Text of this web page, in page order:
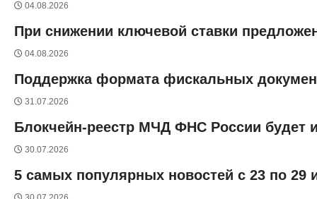
04.08.2026
При снижении ключевой ставки
04.08.2026
Поддержка формата фискальных
31.07.2026
Блокчейн-реестр МЧД ФНС России будет
30.07.2026
5 самых популярных новостей с 23 по 29